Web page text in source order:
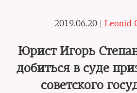
2019.06.20 | Leonid
Юрист Игорь
добиться в суде
советского